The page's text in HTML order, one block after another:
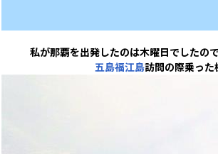
私が那覇を出発したのは木曜日でしたの
五島福江島訪問の際乗った